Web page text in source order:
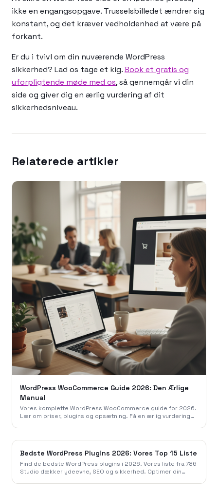
ikke en engangsopgave. Trusselsbilledet ændrer sig
konstant, og det kræver vedholdenhed at være på
forkant.
Er du i tvivl om din nuværende WordPress
sikkerhed? Lad os tage et kig.Book et gratis og
uforpligtende møde med os, så gennemgår vi din
side og giver dig en ærlig vurdering af dit
sikkerhedsniveau.
Relaterede artikler
WordPress WooCommerce Guide 2026: Den Ærlige
Manual
Vores komplette WordPress WooCommerce guide for 2026.
Lær om priser, plugins og opsætning. Få en ærlig vurdering
Bedste WordPress Plugins 2026: Vores Top 15 Liste
Find de bedste WordPress plugins i 2026. Vores liste fra 786
Studio dækker ydeevne, SEO og sikkerhed. Optimer din